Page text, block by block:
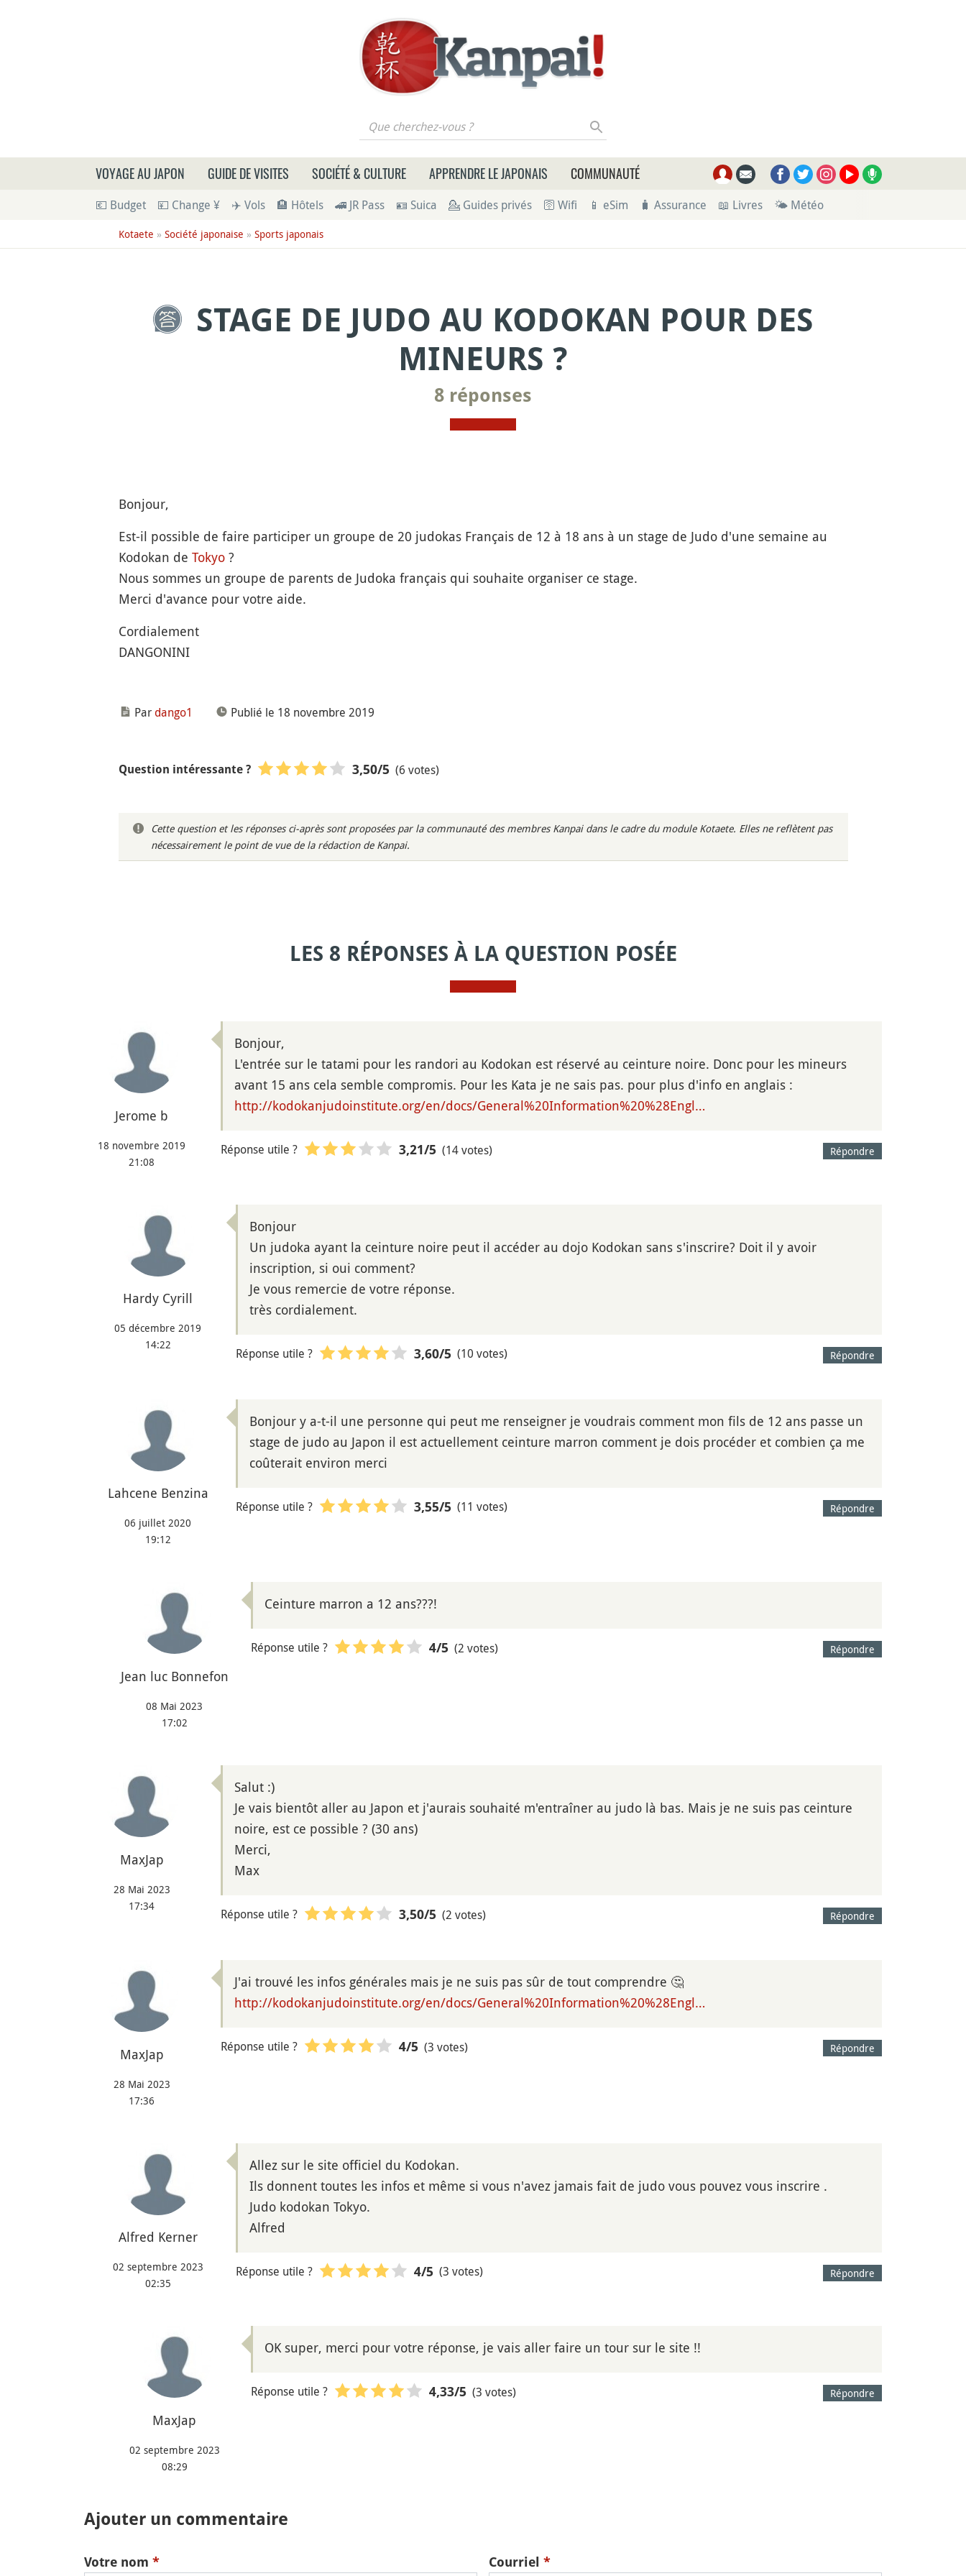
Que cherchez-vous ?
VOYAGE AU JAPON GUIDE DE VISITES SOCIÉTÉ & CULTURE APPRENDRE LE JAPONAIS COMMUNAUTÉ
💶 Budget 💴 Change ¥ ✈️ Vols 🏨 Hôtels 🚄 JR Pass 🪪 Suica 💁 Guides privés 🛜 Wifi 📱 eSim 🧳 Assurance 📖 Livres 🌤 Météo
Kotaete » Société japonaise » Sports japonais
STAGE DE JUDO AU KODOKAN POUR DES
MINEURS ?
8 réponses
Bonjour,
Est-il possible de faire participer un groupe de 20 judokas Français de 12 à 18 ans à un stage de Judo d'une semaine au
Kodokan de Tokyo?
Nous sommes un groupe de parents de Judoka français qui souhaite organiser ce stage.
Merci d'avance pour votre aide.
Cordialement
DANGONINI
Par dango1 Publié le 18 novembre 2019
Question intéressante ? 3,50/5 (6 votes)
Cette question et les réponses ci-après sont proposées par la communauté des membres Kanpai dans le cadre du module Kotaete. Elles ne reflètent pas
nécessairement le point de vue de la rédaction de Kanpai.
LES 8 RÉPONSES À LA QUESTION POSÉE
Jerome b
18 novembre 2019
21:08
Bonjour,
L'entrée sur le tatami pour les randori au Kodokan est réservé au ceinture noire. Donc pour les mineurs
avant 15 ans cela semble compromis. Pour les Kata je ne sais pas. pour plus d'info en anglais :
http://kodokanjudoinstitute.org/en/docs/General%20Information%20%28Engl…
Répondre
Réponse utile ? 3,21/5 (14 votes)
Hardy Cyrill
05 décembre 2019
14:22
Bonjour
Un judoka ayant la ceinture noire peut il accéder au dojo Kodokan sans s'inscrire? Doit il y avoir
inscription, si oui comment?
Je vous remercie de votre réponse.
très cordialement.
Répondre
Réponse utile ? 3,60/5 (10 votes)
Lahcene Benzina
06 juillet 2020
19:12
Bonjour y a-t-il une personne qui peut me renseigner je voudrais comment mon fils de 12 ans passe un
stage de judo au Japon il est actuellement ceinture marron comment je dois procéder et combien ça me
coûterait environ merci
Répondre
Réponse utile ? 3,55/5 (11 votes)
Jean luc Bonnefon
08 Mai 2023
17:02
Ceinture marron a 12 ans???!
Répondre
Réponse utile ? 4/5 (2 votes)
MaxJap
28 Mai 2023
17:34
Salut :)
Je vais bientôt aller au Japon et j'aurais souhaité m'entraîner au judo là bas. Mais je ne suis pas ceinture
noire, est ce possible ? (30 ans)
Merci,
Max
Répondre
Réponse utile ? 3,50/5 (2 votes)
MaxJap
28 Mai 2023
17:36
J'ai trouvé les infos générales mais je ne suis pas sûr de tout comprendre 🤔
http://kodokanjudoinstitute.org/en/docs/General%20Information%20%28Engl…
Répondre
Réponse utile ? 4/5 (3 votes)
Alfred Kerner
02 septembre 2023
02:35
Allez sur le site officiel du Kodokan.
Ils donnent toutes les infos et même si vous n'avez jamais fait de judo vous pouvez vous inscrire .
Judo kodokan Tokyo.
Alfred
Répondre
Réponse utile ? 4/5 (3 votes)
MaxJap
02 septembre 2023
08:29
OK super, merci pour votre réponse, je vais aller faire un tour sur le site !!
Répondre
Réponse utile ? 4,33/5 (3 votes)
Ajouter un commentaire
Votre nom * Courriel *